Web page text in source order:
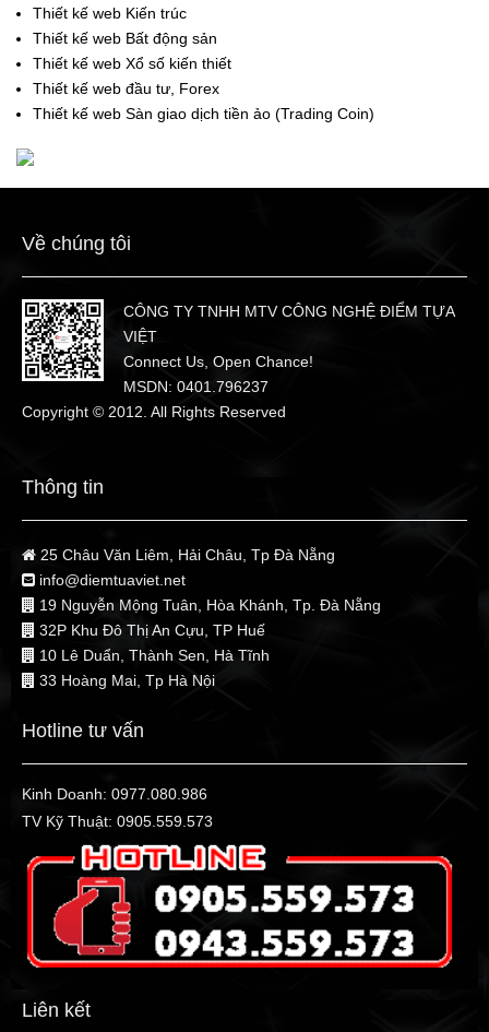
Thiết kế web Kiến trúc
Thiết kế web Bất động sản
Thiết kế web Xổ số kiến thiết
Thiết kế web đầu tư, Forex
Thiết kế web Sàn giao dịch tiền ảo (Trading Coin)
Về chúng tôi
CÔNG TY TNHH MTV CÔNG NGHỆ ĐIỂM TỰA
VIỆT
Connect Us, Open Chance!
MSDN: 0401.796237
Copyright © 2012. All Rights Reserved
Thông tin
25 Châu Văn Liêm, Hải Châu, Tp Đà Nẵng
info@diemtuaviet.net
19 Nguyễn Mộng Tuân, Hòa Khánh, Tp. Đà Nẵng
32P Khu Đô Thị An Cựu, TP Huế
10 Lê Duẩn, Thành Sen, Hà Tĩnh
33 Hoàng Mai, Tp Hà Nội
Hotline tư vấn
Kinh Doanh: 0977.080.986
TV Kỹ Thuật: 0905.559.573
Liên kết